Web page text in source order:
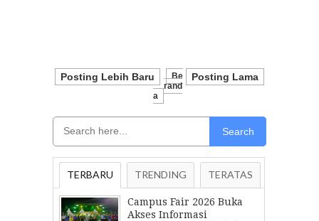
Posting Lebih Baru Posting Lama
Be
Rand
A
Search
TERBARU TRENDING TERATAS
Campus Fair 2026 Buka
Akses Informasi